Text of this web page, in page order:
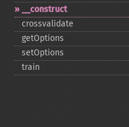
_​_​construct
crossvalidate
getOptions
setOptions
train